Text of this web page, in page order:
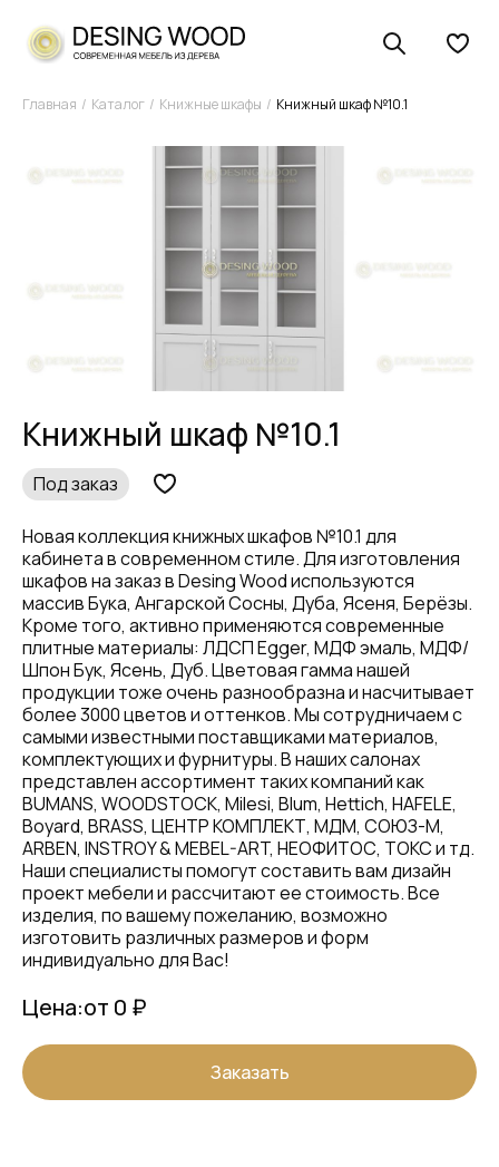
Главная Каталог Книжные шкафы Книжный шкаф №10.1
Книжный шкаф №10.1
Под заказ
Новая коллекция книжных шкафов №10.1 для
кабинета в современном стиле. Для изготовления
шкафов на заказ в Desing Wood используются
массив Бука, Ангарской Сосны, Дуба, Ясеня, Берёзы.
Кроме того, активно применяются современные
плитные материалы: ЛДСП Egger, МДФ эмаль, МДФ/
Шпон Бук, Ясень, Дуб. Цветовая гамма нашей
продукции тоже очень разнообразна и насчитывает
более 3000 цветов и оттенков. Мы сотрудничаем с
самыми известными поставщиками материалов,
комплектующих и фурнитуры. В наших салонах
представлен ассортимент таких компаний как
BUMANS, WOODSTOCK, Milesi, Blum, Hettich, HAFELE,
Boyard, BRASS, ЦЕНТР КОМПЛЕКТ, МДМ, СОЮЗ-М,
ARBEN, INSTROY & MEBEL-ART, НЕОФИТОС, ТОКС и тд.
Наши специалисты помогут составить вам дизайн
проект мебели и рассчитают ее стоимость. Все
изделия, по вашему пожеланию, возможно
изготовить различных размеров и форм
индивидуально для Вас!
Цена:от 0 ₽
Заказать